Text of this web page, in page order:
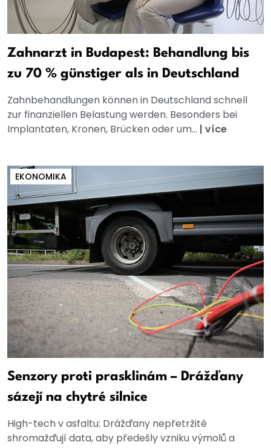
Zahnarzt in Budapest: Behandlung bis
zu 70 % günstiger als in Deutschland
Zahnbehandlungen können in Deutschland schnell
zur finanziellen Belastung werden. Besonders bei
Implantaten, Kronen, Brücken oder um... | více
EKONOMIKA
Senzory proti prasklinám – Drážďany
sázejí na chytré silnice
High-tech v asfaltu: Drážďany nepřetržitě
shromažďují data, aby předešly vzniku výmolů a